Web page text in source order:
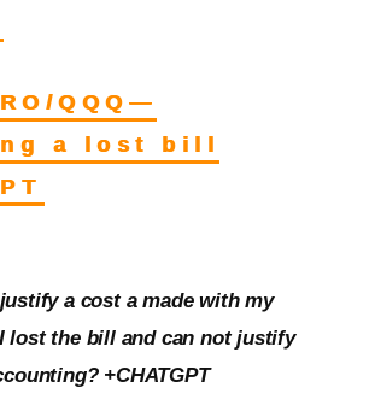
QQQ—
a lost bill
a cost a made with my
lost the bill and can not justify
+CHATGPT